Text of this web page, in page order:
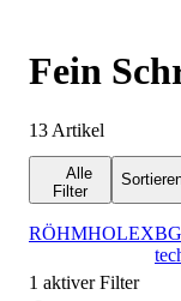
Fein
13 Artikel
Alle
Filter
RÖHMHOLEX
1 aktiver Filter